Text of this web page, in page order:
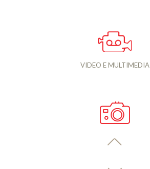
VIDEO E MULTIMEDIA